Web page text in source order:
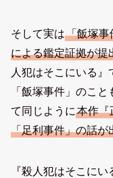
そして実は「飯塚事
による鑑定証拠が提
人犯はそこにいる』
「飯塚事件」のこ
て同じように本作『
「足利事件」の話が
『殺人犯はそこに